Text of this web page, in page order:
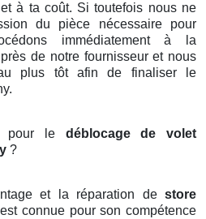
à ta coût. Si toutefois nous ne
du pièce nécessaire pour
immédiatement à la
de notre fournisseur et nous
plus tôt afin de finaliser le
pour le déblocage de volet
?
et la réparation de store
connue pour son compétence